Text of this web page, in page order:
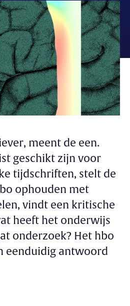
meent de een.
geschikt zijn voor
tijdschriften, stelt de
ophouden met
vindt een kritische
heeft het onderwijs
onderzoek? Het hbo
eenduidig antwoord